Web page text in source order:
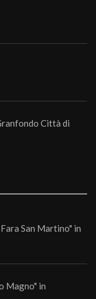
Città di
San Martino" in
Magno" in